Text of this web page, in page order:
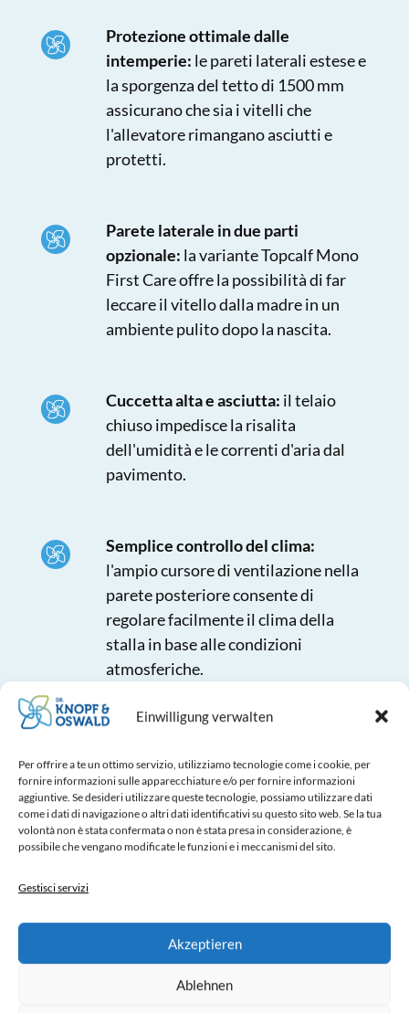
Einwilligung verwalten
Per offrire a te un ottimo servizio, utilizziamo tecnologie come i cookie, per
fornire informazioni sulle apparecchiature e/o per fornire informazioni
aggiuntive. Se desideri utilizzare queste tecnologie, possiamo utilizzare dati
come i dati di navigazione o altri dati identificativi su questo sito web. Se la tua
volontà non è stata confermata o non è stata presa in considerazione, è
possibile che vengano modificate le funzioni e i meccanismi del sito.
Gestisci servizi
Akzeptieren
Ablehnen
Protezione ottimale dalle
intemperie: le pareti laterali estese e
la sporgenza del tetto di 1500 mm
assicurano che sia i vitelli che
l'allevatore rimangano asciutti e
protetti.
Parete laterale in due parti
opzionale: la variante Topcalf Mono
First Care offre la possibilità di far
leccare il vitello dalla madre in un
ambiente pulito dopo la nascita.
Cuccetta alta e asciutta: il telaio
chiuso impedisce la risalita
dell'umidità e le correnti d'aria dal
pavimento.
Semplice controllo del clima:
l'ampio cursore di ventilazione nella
parete posteriore consente di
regolare facilmente il clima della
stalla in base alle condizioni
atmosferiche.
Dimensioni:
Il box per vitelli Topcalf Duo EasyClean XXL
convince per le sue dimensioni interne (LxL):
1800×1200 mmper cabina.
Fornito con tutto il
necessario:
immediatamente!
Tre porta secchi aspiranti